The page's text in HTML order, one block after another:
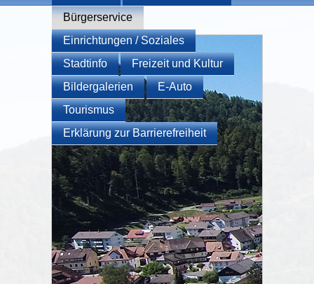
Bürgerservice
Einrichtungen / Soziales
Stadtinfo
Freizeit und Kultur
Bildergalerien
E-Auto
Tourismus
Erklärung zur Barrierefreiheit